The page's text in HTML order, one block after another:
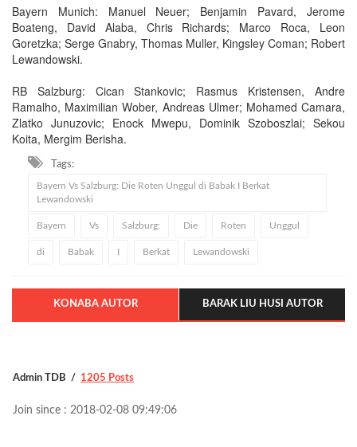
Bayern Munich: Manuel Neuer; Benjamin Pavard, Jerome
Boateng, David Alaba, Chris Richards; Marco Roca, Leon
Goretzka; Serge Gnabry, Thomas Muller, Kingsley Coman; Robert
Lewandowski.
RB Salzburg: Cican Stankovic; Rasmus Kristensen, Andre
Ramalho, Maximilian Wober, Andreas Ulmer; Mohamed Camara,
Zlatko Junuzovic; Enock Mwepu, Dominik Szoboszlai; Sekou
Koita, Mergim Berisha.
Tags:
Bayern Vs Salzburg: Die Roten Unggul di Babak I Berkat
Lewandowski
Bayern Vs Salzburg: Die Roten Unggul
di Babak I Berkat Lewandowski
KONABA AUTOR BARAK LIU HUSI AUTOR
Admin TDB 1205 Posts
Join since : 2018-02-08 09:49:06